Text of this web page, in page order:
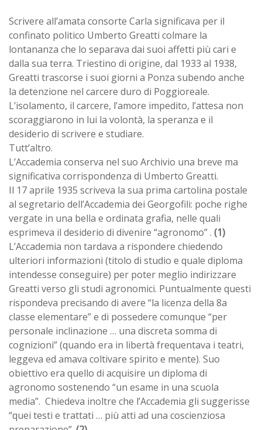
Scrivere all’amata consorte Carla significava per il
confinato politico Umberto Greatti colmare la
lontananza che lo separava dai suoi affetti più cari e
dalla sua terra. Triestino di origine, dal 1933 al 1938,
Greatti trascorse i suoi giorni a Ponza subendo anche
la detenzione nel carcere duro di Poggioreale.
L’isolamento, il carcere, l’amore impedito, l’attesa non
scoraggiarono in lui la volontà, la speranza e il
desiderio di scrivere e studiare.
Tutt’altro.
L’Accademia conserva nel suo Archivio una breve ma
significativa corrispondenza di Umberto Greatti.
Il 17 aprile 1935 scriveva la sua prima cartolina postale
al segretario dell’Accademia dei Georgofili: poche righe
vergate in una bella e ordinata grafia, nelle quali
esprimeva il desiderio di divenire “agronomo” . (1)
L’Accademia non tardava a rispondere chiedendo
ulteriori informazioni (titolo di studio e quale diploma
intendesse conseguire) per poter meglio indirizzare
Greatti verso gli studi agronomici. Puntualmente questi
rispondeva precisando di avere “la licenza della 8a
classe elementare” e di possedere comunque “per
personale inclinazione … una discreta somma di
cognizioni” (quando era in libertà frequentava i teatri,
leggeva ed amava coltivare spirito e mente). Suo
obiettivo era quello di acquisire un diploma di
agronomo sostenendo “un esame in una scuola
media”. Chiedeva inoltre che l’Accademia gli suggerisse
“quei testi e trattati … più atti ad una coscienziosa